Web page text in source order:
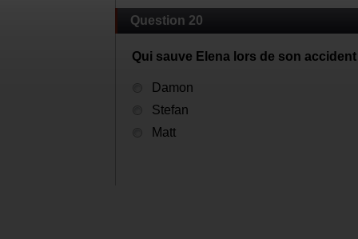
Question 20
Qui sauve Elena lors de son
Damon
Stefan
Matt